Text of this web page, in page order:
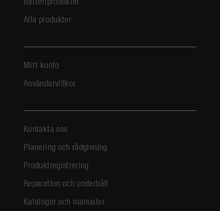
Alla produkter
Mitt konto
Användarvillkor
Kontakta oss
Planering och rådgivning
Produktregistrering
Reparation och underhåll
Kataloger och manualer